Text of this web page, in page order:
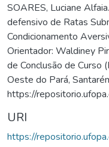
SOARES, Luciane
defensivo de Ratas
Condicionamento
Orientador: Waldiney
de Conclusão de Curso
Oeste do Pará,
https://
URI
https://